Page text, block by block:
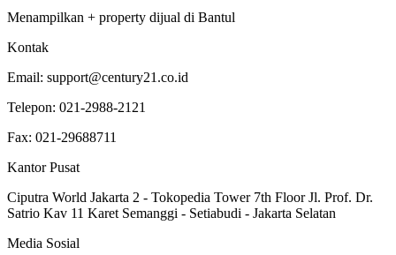
Menampilkan + property dijual di Bantul
Kontak
Email: support@century21.co.id
Telepon: 021-2988-2121
Fax: 021-29688711
Kantor Pusat
Ciputra World Jakarta 2 - Tokopedia Tower 7th Floor Jl. Prof. Dr.
Satrio Kav 11 Karet Semanggi - Setiabudi - Jakarta Selatan
Media Sosial